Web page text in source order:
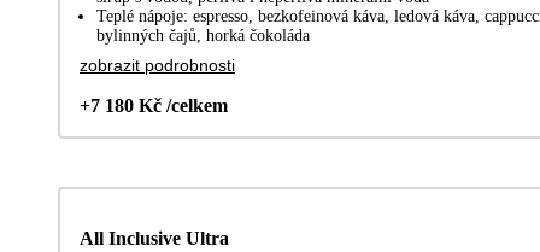
Teplé nápoje: espresso, bezkofeinová káva, ledová káva,
bylinných čajů, horká čokoláda
zobrazit podrobnosti
+7 180 Kč /celkem
All Inclusive Ultra